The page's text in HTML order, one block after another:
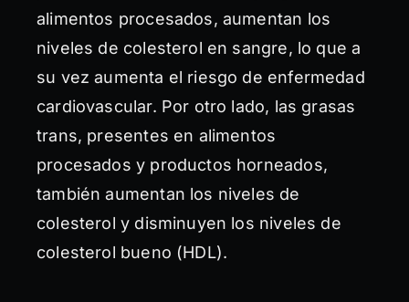
alimentos procesados, aumentan los
niveles de colesterol en sangre, lo que a
su vez aumenta el riesgo de enfermedad
cardiovascular. Por otro lado, las grasas
trans, presentes en alimentos
procesados y productos horneados,
también aumentan los niveles de
colesterol y disminuyen los niveles de
colesterol bueno (HDL).